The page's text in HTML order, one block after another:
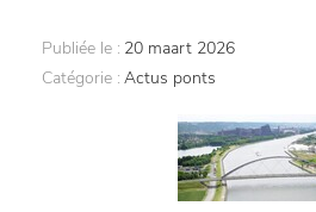
Publiée le : 20 maart 2026
Catégorie : Actus ponts